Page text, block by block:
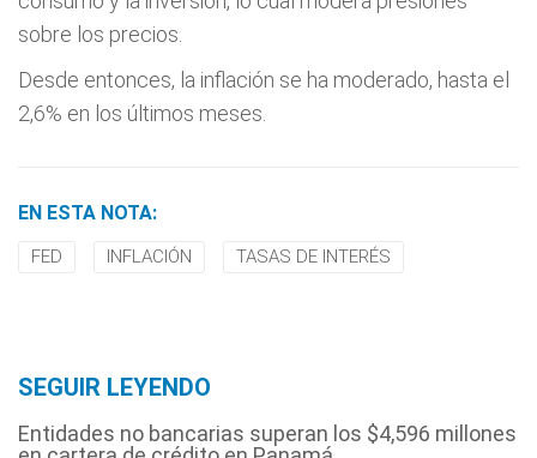
sobre los precios.
Desde entonces, la inflación se ha moderado, hasta el
2,6% en los últimos meses.
EN ESTA NOTA:
FED INFLACIÓN TASAS DE INTERÉS
SEGUIR LEYENDO
Entidades no bancarias superan los $4,596 millones